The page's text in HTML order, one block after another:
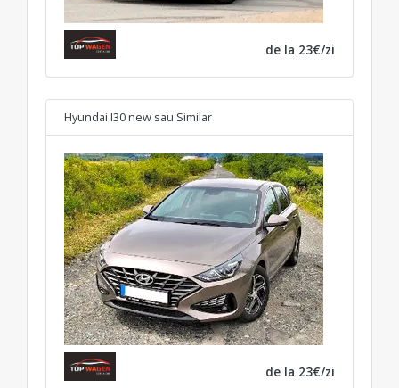
de la 23€/zi
Hyundai I30 new sau Similar
de la 23€/zi